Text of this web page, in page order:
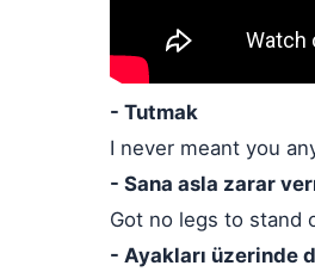
- Tutmak
I never meant you
- Sana asla zarar
Got no legs to stand
- Ayakları üzerinde